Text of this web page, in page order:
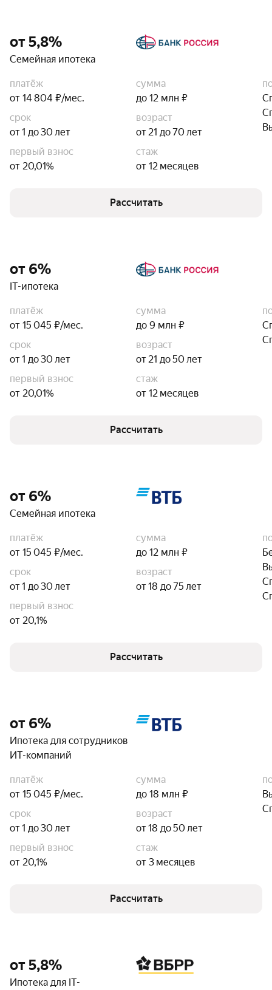
от 5,8%
Семейная ипотека
платёж
от 14 804 ₽/мес.
сумма
до 12 млн ₽
срок
от 1 до 30 лет
возраст
от 21 до 70 лет
первый взнос
от 20,01%
стаж
от 12 месяцев
Рассчитать
от 6%
IT-ипотека
платёж
от 15 045 ₽/мес.
сумма
до 9 млн ₽
срок
от 1 до 30 лет
возраст
от 21 до 50 лет
первый взнос
от 20,01%
стаж
от 12 месяцев
Рассчитать
от 6%
Семейная ипотека
платёж
от 15 045 ₽/мес.
сумма
до 12 млн ₽
срок
от 1 до 30 лет
возраст
от 18 до 75 лет
первый взнос
от 20,1%
Рассчитать
от 6%
Ипотека для сотрудников
ИТ-компаний
платёж
от 15 045 ₽/мес.
сумма
до 18 млн ₽
срок
от 1 до 30 лет
возраст
от 18 до 50 лет
первый взнос
от 20,1%
стаж
от 3 месяцев
Рассчитать
от 5,8%
Ипотека для IT-